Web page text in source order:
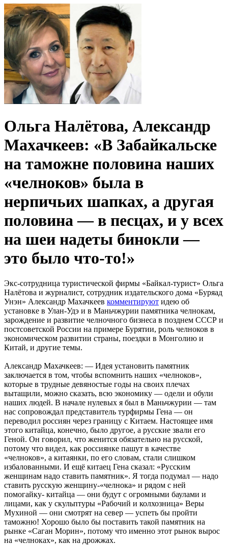
Ольга Налётова, Александр
Махачкеев: «В Забайкальске
на таможне половина наших
«челноков» была в
нерпичьих шапках, а другая
половина — в песцах, и у всех
на шеи надеты бинокли —
это было что-то!»
Экс-сотрудница туристической фирмы «Байкал-турист» Ольга
Налётова и журналист, сотрудник издательского дома «Буряад
Унэн» Александр Махачкеев комментируют идею об
установке в Улан-Удэ и в Маньчжурии памятника челнокам,
зарождение и развитие челночного бизнеса в позднем СССР и
постсоветской России на примере Бурятии, роль челноков в
экономическом развитии страны, поездки в Монголию и
Китай, и другие темы.
Александр Махачкеев: — Идея установить памятник
заключается в том, чтобы вспомнить наших «челноков»,
которые в трудные девяностые годы на своих плечах
вытащили, можно сказать, всю экономику — одели и обули
наших людей. В начале нулевых я был в Маньчжурии — там
нас сопровождал представитель турфирмы Гена — он
переводил россиян через границу с Китаем. Настоящее имя
этого китайца, конечно, было другое, а русские звали его
Геной. Он говорил, что женится обязательно на русской,
потому что видел, как россиянке пашут в качестве
«челноков», а китаянки, по его словам, стали слишком
избалованными. И ещё китаец Гена сказал: «Русским
женщинам надо ставить памятник». Я тогда подумал — надо
ставить русскую женщину-«челнока» и рядом с ней
помогайку- китайца — они будут с огромными баулами и
лицами, как у скульптуры «Рабочий и колхозница» Веры
Мухиной — они смотрят на север — успеть бы пройти
таможню! Хорошо было бы поставить такой памятник на
рынке «Саган Морин», потому что именно этот рынок вырос
на «челноках», как на дрожжах.